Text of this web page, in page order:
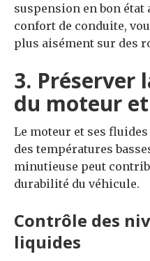
suspension en bon
confort de conduite,
plus aisément sur des
3. Préserver
du moteur
Le moteur et ses
des températures
minutieuse peut
durabilité du véhicule.
Contrôle des
liquides